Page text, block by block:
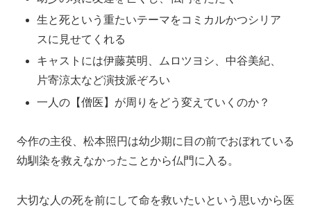
生と死という重たいテーマをコミカルかつシリア
スに見せてくれる
キャストには伊藤英明、ムロツヨシ、中谷美紀、
片寄涼太など演技派ぞろい
一人の【僧医】が周りをどう変えていくのか？
今作の主役、松本照円は幼少期に目の前でおぼれている
幼馴染を救えなかったことから仏門に入る。
大切な人の死を前にして命を救いたいという思いから医